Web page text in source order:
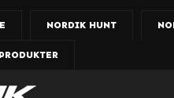
NORDIK HUNT